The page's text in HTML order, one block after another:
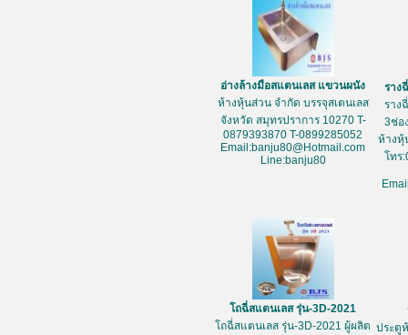
อ่างล้างมือสแตนเลส แขวนผนัง
ห้างหุ้นส่วน จำกัด บรรจุสเตนเลส
จังหวัด สมุทรปราการ 10270 T-
0879393870 T-0899285052
Email:banju80@Hotmail.com
Line:banju80
ราง
ราง
3ช่อ
ห้างหุ้
โทร
โถฉี่สแตนเลส รุ่น-3D-2021
โถฉี่สแตนเลส รุ่น-3D-2021 ผู้ผลิต ประตู